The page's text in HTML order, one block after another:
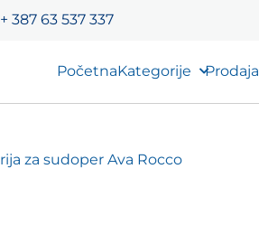
+ 387 63 537 337
PočetnaKategorije Prodaja